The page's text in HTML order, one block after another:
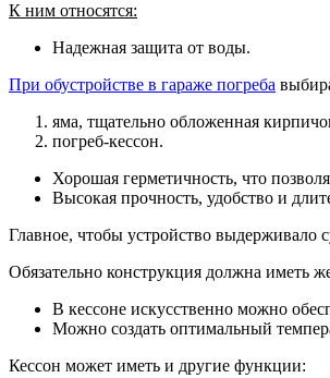
К ним относятся:
Надежная защита от воды.
При обустройстве в гараже погреба
яма, тщательно обложенная
погреб-кессон.
Хорошая герметичность, что
Высокая прочность, удобство и
Главное, чтобы устройство выдерживало
Обязательно конструкция должна иметь
В кессоне искусственно можно
Можно создать оптимальный
Кессон может иметь и другие функции: